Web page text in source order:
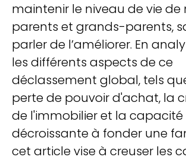
maintenir le niveau de vie de
parents et grands-parents,
parler de l’améliorer. En
les différents aspects de ce
déclassement global, tels
perte de pouvoir d'achat, la
de l'immobilier et la capacité
décroissante à fonder une
cet article vise à creuser les